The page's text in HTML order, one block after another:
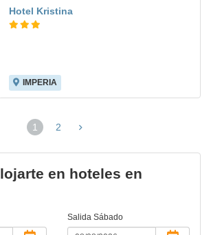
Hotel Kristina
IMPERIA
1
(página
2
en hoteles en
Salida Sábado